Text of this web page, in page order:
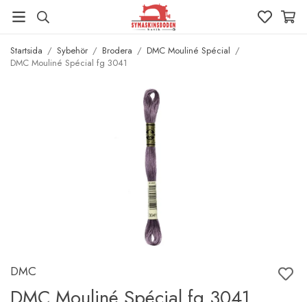
Startsida / Sybehör / Brodera / DMC Mouliné Spécial /
DMC Mouliné Spécial fg 3041
DMC